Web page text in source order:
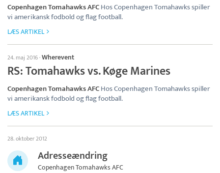
Copenhagen Tomahawks AFCHos Copenhagen Tomahawks spiller
vi amerikansk fodbold og flag football.
LÆS ARTIKEL
24. maj 2016·Wherevent
RS: Tomahawks vs. Køge Marines
Copenhagen Tomahawks AFCHos Copenhagen Tomahawks spiller
vi amerikansk fodbold og flag football.
LÆS ARTIKEL
28. oktober 2012
Adresseændring
Copenhagen Tomahawks AFC